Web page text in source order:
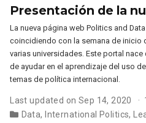
Presentación de la
La nueva página web Politics and
coincidiendo con la semana de inicio
varias universidades. Este portal nace
de ayudar en el aprendizaje del uso
temas de política internacional.
Last updated on Sep 14, 2020
Data, International Politics,